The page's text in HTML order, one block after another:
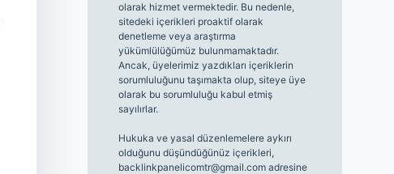
olarak hizmet vermektedir. Bu nedenle,
sitedeki içerikleri proaktif olarak
denetleme veya araştırma
yükümlülüğümüz bulunmamaktadır.
Ancak, üyelerimiz yazdıkları içeriklerin
sorumluluğunu taşımakta olup, siteye üye
olarak bu sorumluluğu kabul etmiş
sayılırlar.
Hukuka ve yasal düzenlemelere aykırı
olduğunu düşündüğünüz içerikleri,
backlinkpanelicomtr@gmail.comadresine